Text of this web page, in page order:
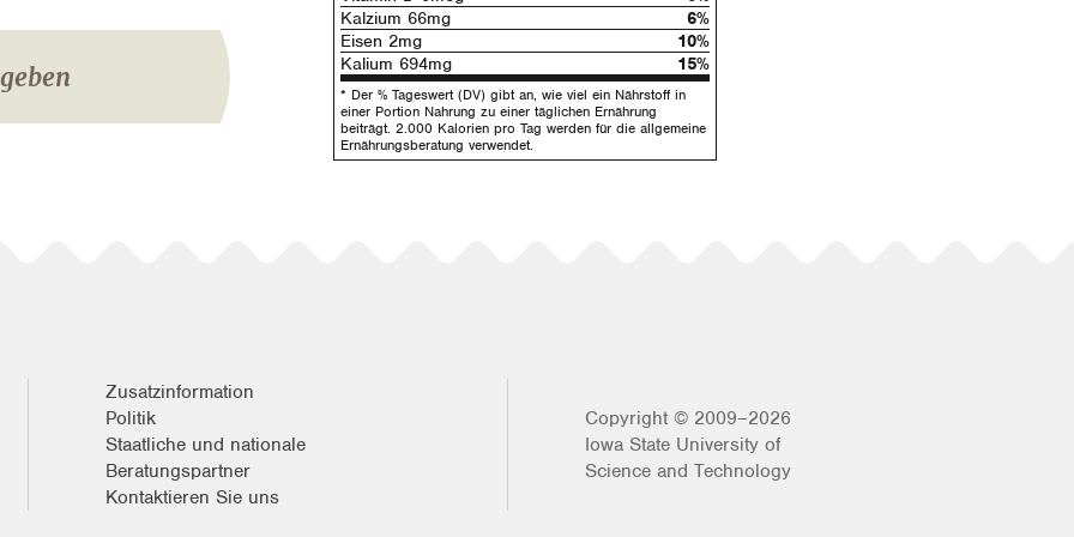
Kalzium 66mg
6%
Eisen 2mg
10%
Kalium 694mg
15%
* Der % Tageswert (DV) gibt an, wie viel ein Nährstoff in
einer Portion Nahrung zu einer täglichen Ernährung
beiträgt. 2.000 Kalorien pro Tag werden für die allgemeine
Ernährungsberatung verwendet.
Zusatzinformation
Politik
Staatliche und nationale
Beratungspartner
Kontaktieren Sie uns
Copyright © 2009–2026
Iowa State University of
Science and Technology